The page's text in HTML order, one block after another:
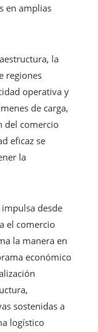
en amplias
la
regiones
operativa y
de carga,
del comercio
eficaz se
la
desde
el comercio
la manera en
económico
sostenidas a
logístico